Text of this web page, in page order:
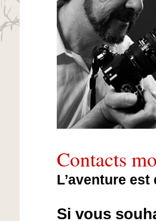
Contacts
L’aventure
Si vous